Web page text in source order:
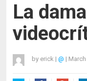
La
by erick | @ | March